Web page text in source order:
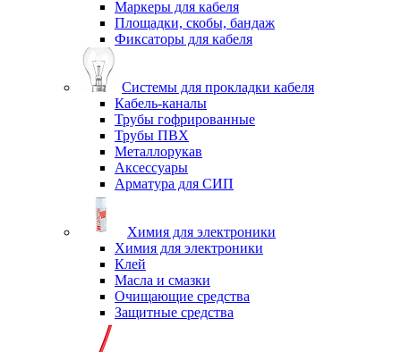
Маркеры для кабеля
Площадки, скобы, бандаж
Фиксаторы для кабеля
Системы для прокладки кабеля
Кабель-каналы
Трубы гофрированные
Трубы ПВХ
Металлорукав
Аксессуары
Арматура для СИП
Химия для электроники
Химия для электроники
Клей
Масла и смазки
Очищающие средства
Защитные средства